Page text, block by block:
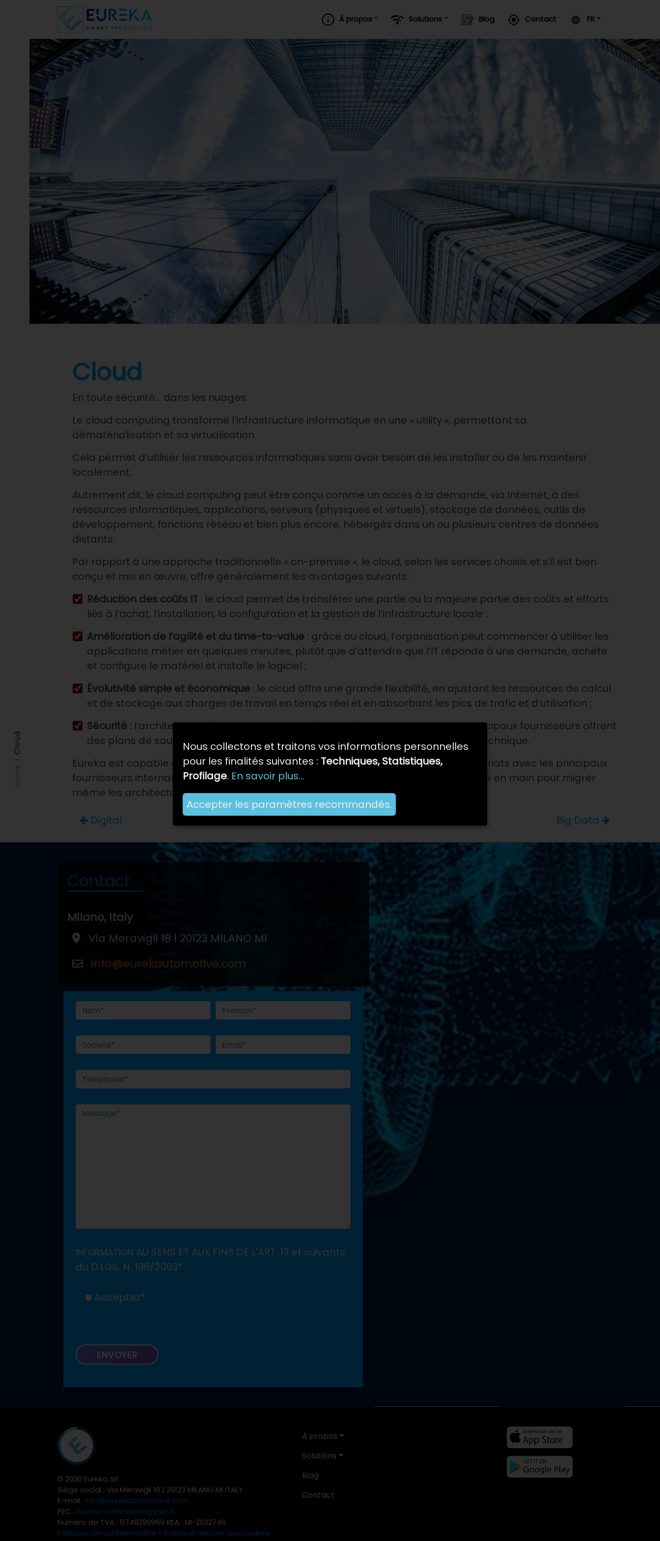
À propos Solutions Blog Contact FR
Cloud
Cloud
En toute sécurité… dans les nuages.
Le cloud computing transforme l’infrastructure informatique en une « utility », permettant sa
dématérialisation et sa virtualisation.
Cela permet d’utiliser les ressources informatiques sans avoir besoin de les installer ou de les maintenir
localement.
Autrement dit, le cloud computing peut être conçu comme un accès à la demande, via Internet, à des
ressources informatiques, applications, serveurs (physiques et virtuels), stockage de données, outils de
développement, fonctions réseau et bien plus encore, hébergés dans un ou plusieurs centres de données
distants.
Par rapport à une approche traditionnelle « on-premise », le cloud, selon les services choisis et s’il est bien
conçu et mis en œuvre, offre généralement les avantages suivants :
Réduction des coûts IT : le cloud permet de transférer une partie ou la majeure partie des coûts et efforts
liés à l’achat, l’installation, la configuration et la gestion de l’infrastructure locale ;
Amélioration de l’agilité et du time-to-value : grâce au cloud, l’organisation peut commencer à utiliser les
applications métier en quelques minutes, plutôt que d’attendre que l’IT réponde à une demande, achète
et configure le matériel et installe le logiciel ;
Évolutivité simple et économique : le cloud offre une grande flexibilité, en ajustant les ressources de calcul
et de stockage aux charges de travail en temps réel et en absorbant les pics de trafic et d’utilisation ;
Sécurité : l’architecture cloud se prête naturellement à la redondance et les principaux fournisseurs offrent
des plans de sauvegarde automatique et des SLA stricts en cas d’intervention technique.
Eureka est capable de proposer des solutions cloud de pointe grâce à des partenariats avec les principaux
fournisseurs internationaux, tels que Google et Amazon, et un accompagnement clé en main pour migrer
même les architectures les plus complexes.
Digital
Big Data
Contact
Milano, Italy
Via Meravigli 18 | 20123 MILANO MI
info@eurekautomotive.com
INFORMATION AU SENS ET AUX FINS DE L'ART. 13 et suivants
du D.LGS. N. 196/2003*
Acceptez*
© 2026 Eureka Srl
Siège social : Via Meravigli 18 | 20123 MILANO MI ITALY
E-mail : info@eurekautomotive.com
PEC : eureka.automotive@pec.it
Numéro de TVA : 11748290969 REA : MI-2622746
Politique de confidentialité - Politique relative aux cookies
À propos
Solutions
Blog
Contact
Nous collectons et traitons vos informations personnelles
pour les finalités suivantes : Techniques, Statistiques,
Profilage. En savoir plus...
Accepter les paramètres recommandés.